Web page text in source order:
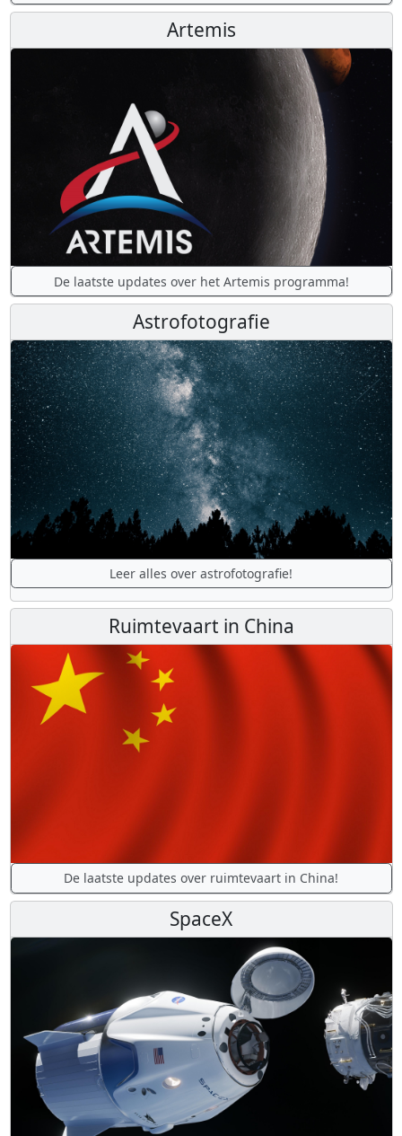
Artemis
De laatste updates over het Artemis programma!
Astrofotografie
Leer alles over astrofotografie!
Ruimtevaart in China
De laatste updates over ruimtevaart in China!
SpaceX